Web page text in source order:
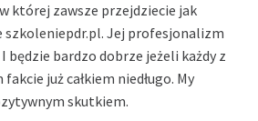
której zawsze przejdziecie jak
szkoleniepdr.pl. Jej profesjonalizm
będzie bardzo dobrze jeżeli każdy z
już całkiem niedługo. My
skutkiem.